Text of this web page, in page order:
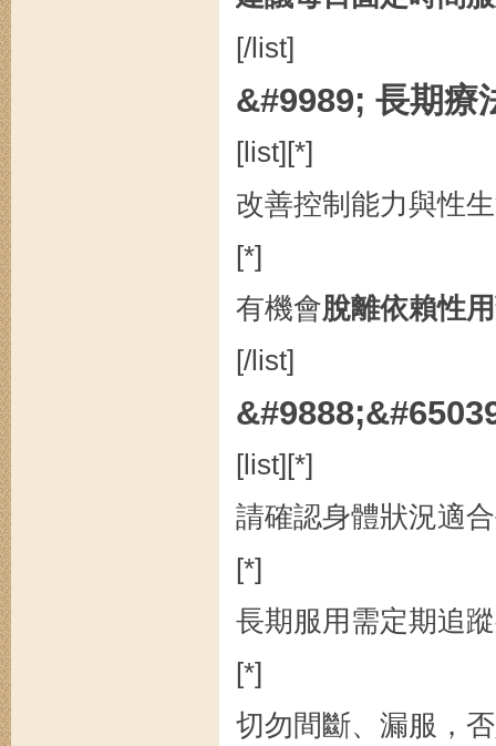
[/list]
&#9989; 長期療
[list][*]
改善控制能力與性
[*]
有機會脫離依賴性
[/list]
[list][*]
請確認身體狀況適
[*]
長期服用需定期追
[*]
切勿間斷、漏服，